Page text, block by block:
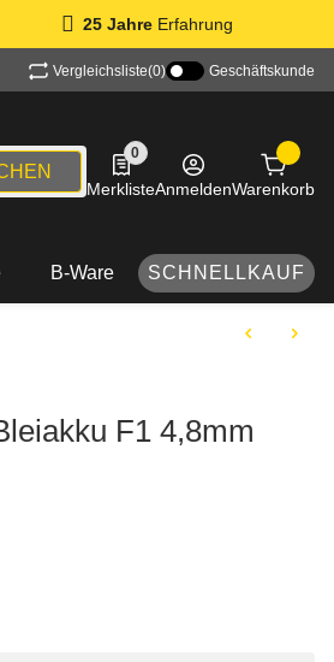
25 Jahre Erfahrung
Vergleichsliste(0) Geschäftskunde
0
0 Produkte in der Liste
MerklisteAnmeldenWarenkorb
B-Ware SCHNELLKAUF
F1 4,8mm